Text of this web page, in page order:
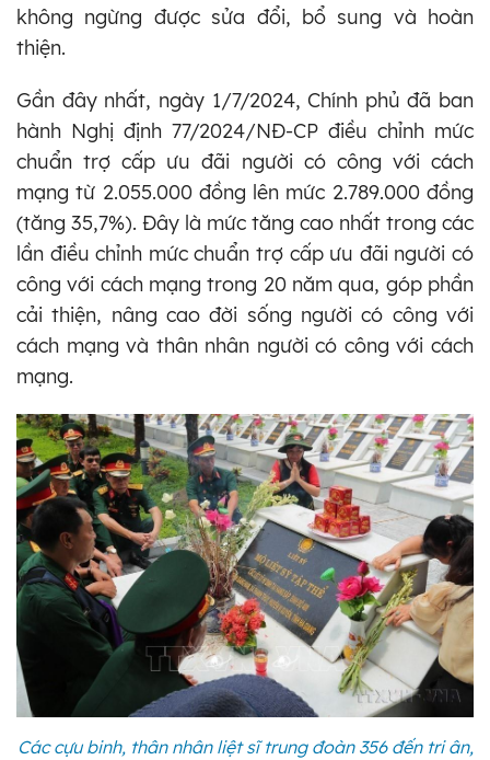
không ngừng được sửa đổi, bổ sung và hoàn
thiện.
Gần đây nhất, ngày 1/7/2024, Chính phủ đã ban
hành Nghị định 77/2024/NĐ-CP điều chỉnh mức
chuẩn trợ cấp ưu đãi người có công với cách
mạng từ 2.055.000 đồng lên mức 2.789.000 đồng
(tăng 35,7%). Đây là mức tăng cao nhất trong các
lần điều chỉnh mức chuẩn trợ cấp ưu đãi người có
công với cách mạng trong 20 năm qua, góp phần
cải thiện, nâng cao đời sống người có công với
cách mạng và thân nhân người có công với cách
mạng.
Các cựu binh, thân nhân liệt sĩ trung đoàn 356 đến tri ân,